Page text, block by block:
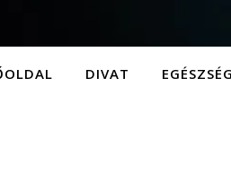
DIVAT EGÉSZSÉG